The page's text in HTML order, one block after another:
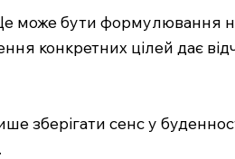
бути формулювання
конкретних цілей дає
сенс у